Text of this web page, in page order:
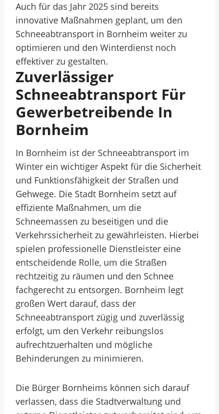
Auch für das Jahr 2025 sind bereits
innovative Maßnahmen geplant, um den
Schneeabtransport in Bornheim weiter zu
optimieren und den Winterdienst noch
effektiver zu gestalten.
Zuverlässiger
Schneeabtransport Für
Gewerbetreibende In
Bornheim
In Bornheim ist der Schneeabtransport im
Winter ein wichtiger Aspekt für die Sicherheit
und Funktionsfähigkeit der Straßen und
Gehwege. Die Stadt Bornheim setzt auf
effiziente Maßnahmen, um die
Schneemassen zu beseitigen und die
Verkehrssicherheit zu gewährleisten. Hierbei
spielen professionelle Dienstleister eine
entscheidende Rolle, um die Straßen
rechtzeitig zu räumen und den Schnee
fachgerecht zu entsorgen. Bornheim legt
großen Wert darauf, dass der
Schneeabtransport zügig und zuverlässig
erfolgt, um den Verkehr reibungslos
aufrechtzuerhalten und mögliche
Behinderungen zu minimieren.
Die Bürger Bornheims können sich darauf
verlassen, dass die Stadtverwaltung und